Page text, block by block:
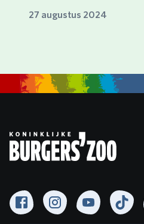
mannetjes zw…
27 augustus 2024
FacebookInstagramYouTubeTikTok